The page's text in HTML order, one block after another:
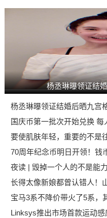
杨丞琳曝领证结
杨丞琳曝领证结婚后晒九宫
国庆币第一批次开始兑换 每
要使肌肤年轻，重要的不是
70周年纪念币明日开领！钱
夜读 | 毁掉一个人的不是能
长得太像新娘都曾认错人！
宝马3系不降价带火了5系，
Linksys推出市场首款运动感